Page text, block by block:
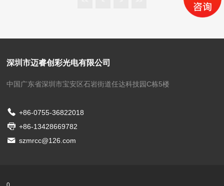
深圳市迈睿创彩光电有限公司
中国广东省深圳市宝安区石岩街道任达科技园C栋5楼
+86-0755-36822018
+86-13428669782
szmrcc@126.com